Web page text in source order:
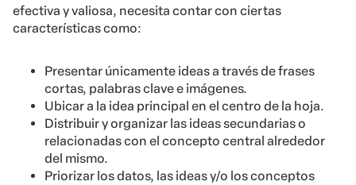
efectiva y valiosa, necesita contar con ciertas
características como:
Presentar únicamente ideas a través de frases
cortas, palabras clave e imágenes.
Ubicar a la idea principal en el centro de la hoja.
Distribuir y organizar las ideas secundarias o
relacionadas con el concepto central alrededor
del mismo.
Priorizar los datos, las ideas y/o los conceptos